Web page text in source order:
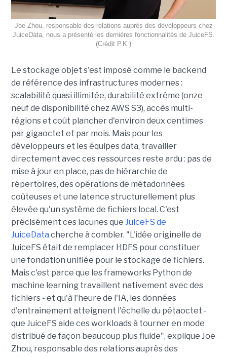
Joe Zhou, responsable des relations auprès des développeurs chez
JuiceData, nous a présenté les dernières fonctionnalités de JuiceFS.
(Crédit P.K.)
Le stockage objet s'est imposé comme le backend
de référence des infrastructures modernes :
scalabilité quasi illimitée, durabilité extrême (onze
neuf de disponibilité chez AWS S3), accès multi-
régions et coût plancher d'environ deux centimes
par gigaoctet et par mois. Mais pour les
développeurs et les équipes data, travailler
directement avec ces ressources reste ardu : pas de
mise à jour en place, pas de hiérarchie de
répertoires, des opérations de métadonnées
coûteuses et une latence structurellement plus
élevée qu'un système de fichiers local. C'est
précisément ces lacunes que JuiceFS de
JuiceData cherche à combler. "L'idée originelle de
JuiceFS était de remplacer HDFS pour constituer
une fondation unifiée pour le stockage de fichiers.
Mais c'est parce que les frameworks Python de
machine learning travaillent nativement avec des
fichiers - et qu'à l'heure de l'IA, les données
d'entraînement atteignent l'échelle du pétaoctet -
que JuiceFS aide ces workloads à tourner en mode
distribué de façon beaucoup plus fluide", explique Joe
Zhou, responsable des relations auprès des